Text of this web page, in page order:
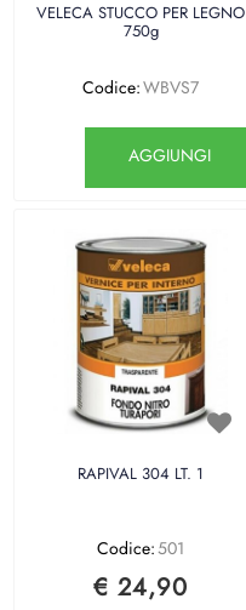
VELECA STUCCO PER LEGNO
750g
Codice:WBVS7
AGGIUNGI
RAPIVAL 304 LT. 1
Codice:501
€ 24,90